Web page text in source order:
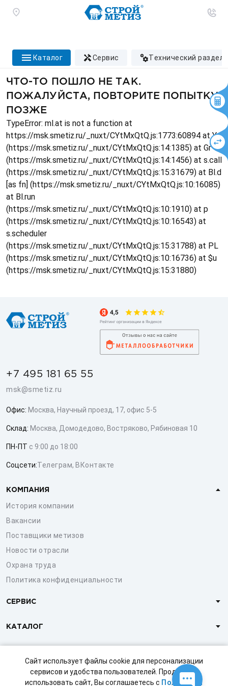
Сайт использует файлы cookie для персонализации
сервисов и удобства пользователей. Продолжая
использовать сайт, Вы соглашаетесь с Политикой
каталог сервис технический раздел
ЧТО-ТО ПОШЛО НЕ ТАК.
ПОЖАЛУЙСТА, ПОВТОРИТЕ ПОПЫТКУ
ПОЗЖЕ
TypeError: ml.at is not a function at
https://msk.smetiz.ru/_nuxt/CYtMxQtQ.js:1773:60894 at Ys
(https://msk.smetiz.ru/_nuxt/CYtMxQtQ.js:14:1385) at Gr
(https://msk.smetiz.ru/_nuxt/CYtMxQtQ.js:14:1456) at s.call
(https://msk.smetiz.ru/_nuxt/CYtMxQtQ.js:15:31679) at Bl.d
[as fn] (https://msk.smetiz.ru/_nuxt/CYtMxQtQ.js:10:16085)
at Bl.run
(https://msk.smetiz.ru/_nuxt/CYtMxQtQ.js:10:1910) at p
(https://msk.smetiz.ru/_nuxt/CYtMxQtQ.js:10:16543) at
s.scheduler
(https://msk.smetiz.ru/_nuxt/CYtMxQtQ.js:15:31788) at PL
(https://msk.smetiz.ru/_nuxt/CYtMxQtQ.js:10:16736) at $u
(https://msk.smetiz.ru/_nuxt/CYtMxQtQ.js:15:31880)
+7 495 181 65 55
msk@smetiz.ru
Офис: Москва, Научный проезд, 17, офис 5-5
Склад: Москва, Домодедово, Востряково, Рябиновая 10
ПН-ПТ с 9:00 до 18:00
Соцсети:Телеграм, ВКонтакте
КОМПАНИЯ
История компании
Вакансии
Поставщики метизов
Новости отрасли
Охрана труда
Политика конфиденциальности
СЕРВИС
КАТАЛОГ